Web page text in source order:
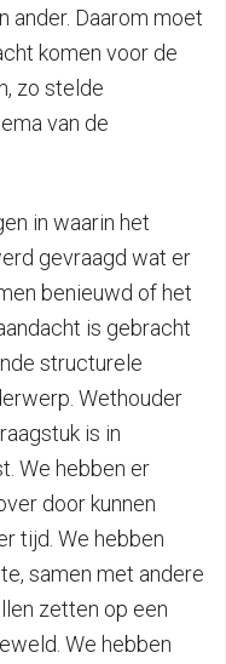
ander. Daarom moet
komen voor de
zo stelde
van de
in waarin het
gevraagd wat er
benieuwd of het
is gebracht
structurele
Wethouder
is in
We hebben er
door kunnen
tijd. We hebben
samen met andere
zetten op een
We hebben